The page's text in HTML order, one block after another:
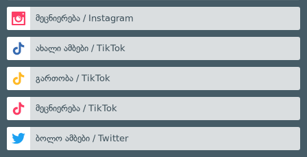
მეცნიერება / Instagram
ახალი ამბები / TikTok
გართობა / TikTok
მეცნიერება / TikTok
ბოლო ამბები / Twitter